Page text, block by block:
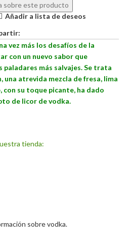
sobre este producto
Añadir a lista de deseos
vez más los desafíos de la
con un nuevo sabor que
paladares más salvajes. Se trata
una atrevida mezcla de fresa, lima
con su toque picante, ha dado
de licor de vodka.
tienda:
sobre vodka.